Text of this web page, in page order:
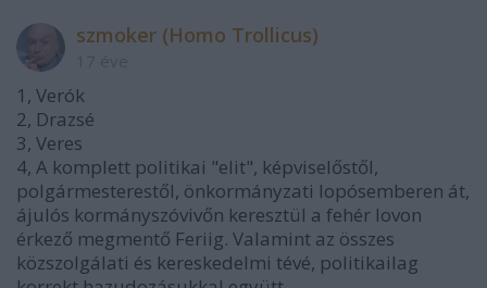
szmoker (Homo Trollicus)
1, Verók
2, Drazsé
3, Veres
4, A komplett politikai "elit", képviselőstől,
polgármesterestől, önkormányzati lopósemberen át,
ájulós kormányszóvivőn keresztül a fehér lovon
érkező megmentő Feriig. Valamint az összes
közszolgálati és kereskedelmi tévé, politikailag